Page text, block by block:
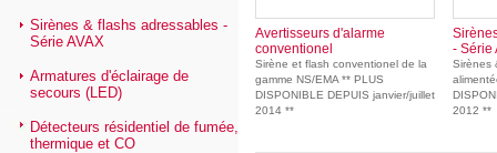
Sirènes & flashs adressables -
Série AVAX
Armatures d'éclairage de
secours (LED)
Détecteurs résidentiel de fumée,
thermique et CO
Avertisseurs d'alarme
conventionel
Sirène et flash conventionel de la
gamme NS/EMA ** PLUS
DISPONIBLE DEPUIS janvier/juillet
2014 **
- Série
Sirènes
2012 **